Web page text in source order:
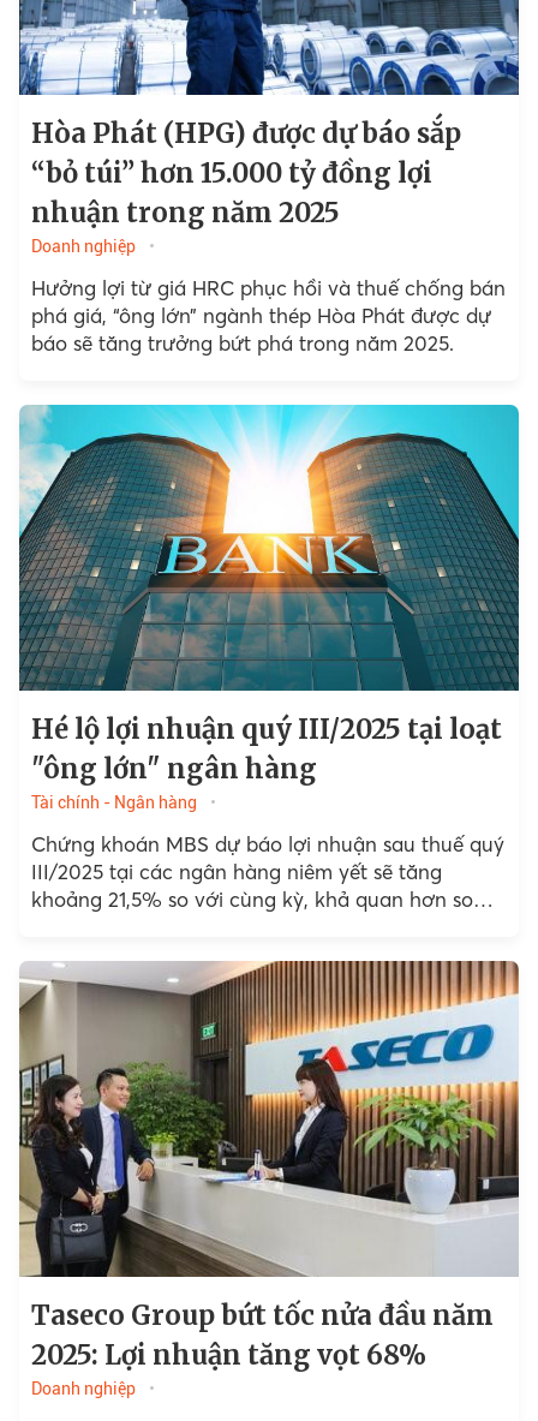
Hòa Phát (HPG) được dự báo sắp
“bỏ túi” hơn 15.000 tỷ đồng lợi
nhuận trong năm 2025
Doanh nghiệp
Hưởng lợi từ giá HRC phục hồi và thuế chống bán
phá giá, “ông lớn” ngành thép Hòa Phát được dự
báo sẽ tăng trưởng bứt phá trong năm 2025.
Hé lộ lợi nhuận quý III/2025 tại loạt
"ông lớn" ngân hàng
Tài chính - Ngân hàng
Chứng khoán MBS dự báo lợi nhuận sau thuế quý
III/2025 tại các ngân hàng niêm yết sẽ tăng
khoảng 21,5% so với cùng kỳ, khả quan hơn so
Taseco Group bứt tốc nửa đầu năm
2025: Lợi nhuận tăng vọt 68%
Doanh nghiệp